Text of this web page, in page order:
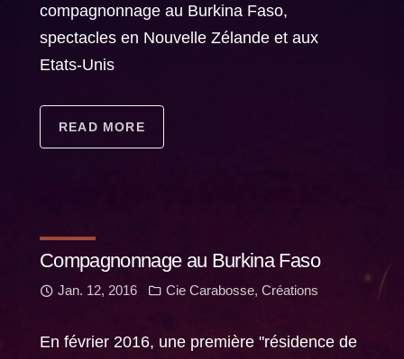
compagnonnage au Burkina Faso,
spectacles en Nouvelle Zélande et aux
Etats-Unis
READ MORE
Compagnonnage au Burkina Faso
Jan. 12, 2016 Cie Carabosse, Créations
En février 2016, une première "résidence de